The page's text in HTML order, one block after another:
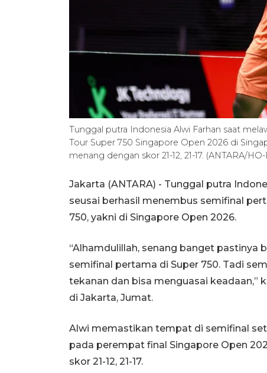
Tunggal putra Indonesia Alwi Farhan saat
Tour Super 750 Singapore Open 2026 di
menang dengan skor 21-12, 21-17. (ANTARA/
Jakarta (ANTARA) - Tunggal putra
seusai berhasil menembus semifinal
750, yakni di Singapore Open 2026.
“Alhamdulillah, senang banget pastinya
semifinal pertama di Super 750. Tadi
tekanan dan bisa menguasai keadaan,”
di Jakarta, Jumat.
Alwi memastikan tempat di semifinal
pada perempat final Singapore Open
skor 21-12, 21-17.